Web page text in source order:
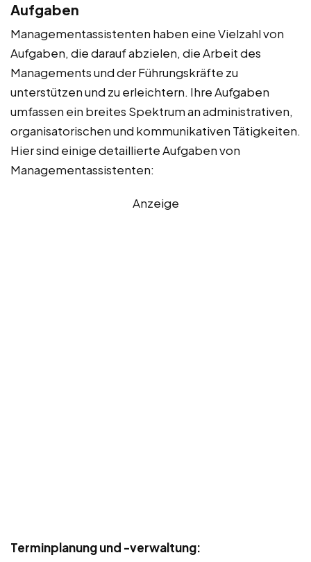
Aufgaben
Managementassistenten haben eine Vielzahl von
Aufgaben, die darauf abzielen, die Arbeit des
Managements und der Führungskräfte zu
unterstützen und zu erleichtern. Ihre Aufgaben
umfassen ein breites Spektrum an administrativen,
organisatorischen und kommunikativen Tätigkeiten.
Hier sind einige detaillierte Aufgaben von
Managementassistenten:
Anzeige
Terminplanung und -verwaltung: